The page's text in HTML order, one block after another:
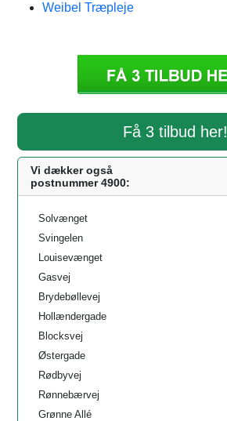
Weibel Træpleje
Få 3 tilbud her!
Vi dækker også
postnummer 4900:
Solvænget
Svingelen
Louisevænget
Gasvej
Brydebøllevej
Hollændergade
Blocksvej
Østergade
Rødbyvej
Rønnebærvej
Grønne Allé